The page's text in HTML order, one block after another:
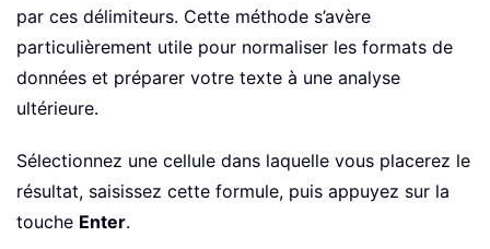
par ces délimiteurs. Cette méthode s’avère
particulièrement utile pour normaliser les formats de
données et préparer votre texte à une analyse
ultérieure.
Sélectionnez une cellule dans laquelle vous placerez le
résultat, saisissez cette formule, puis appuyez sur la
touche Enter.